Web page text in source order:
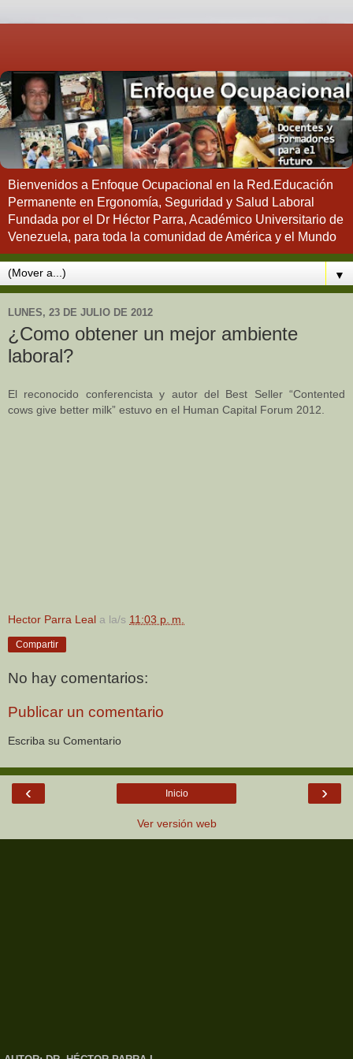
Bienvenidos a Enfoque Ocupacional en la Red.Educación
Permanente en Ergonomía, Seguridad y Salud Laboral
Fundada por el Dr Héctor Parra, Académico Universitario de
Venezuela, para toda la comunidad de América y el Mundo
▼
LUNES, 23 DE JULIO DE 2012
¿Como obtener un mejor ambiente
laboral?
El reconocido conferencista y autor del Best Seller “Contented
cows give better milk” estuvo en el Human Capital Forum 2012.
Hector Parra Leal a la/s 11:03 p. m.
Compartir
No hay comentarios:
Publicar un comentario
Escriba su Comentario
‹ ›
Inicio
Ver versión web